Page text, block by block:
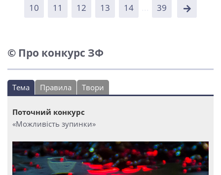
10 11 12 13 14 39
© Про конкурс ЗФ
Тема Правила Твори
Поточний конкурс
«Можливість зупинки»